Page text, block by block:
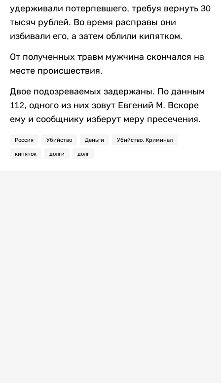
удерживали потерпевшего, требуя вернуть 30
тысяч рублей. Во время расправы они
избивали его, а затем облили кипятком.
От полученных травм мужчина скончался на
месте происшествия.
Двое подозреваемых задержаны. По данным
112, одного из них зовут Евгений М. Вскоре
ему и сообщнику изберут меру пресечения.
Россия Убийство Деньги Убийство. Криминал
кипяток долги долг